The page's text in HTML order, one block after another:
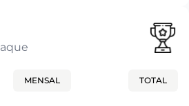
MENSAL TOTAL